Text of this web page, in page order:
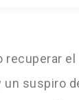
recuperar
suspiro